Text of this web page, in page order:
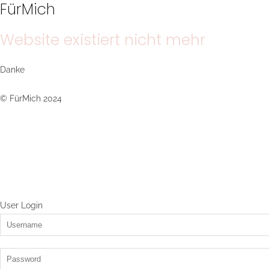
FürMich
Website existiert nicht mehr
Danke
© FürMich 2024
User Login